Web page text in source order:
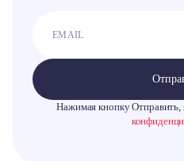
Нажимая кнопку Отправить,